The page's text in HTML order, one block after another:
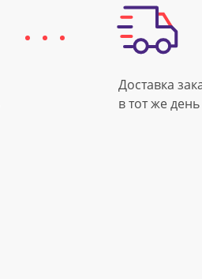
Доставка
в тот же день